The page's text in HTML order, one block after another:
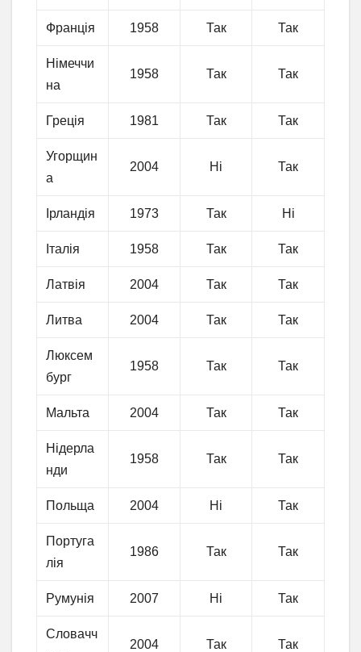
Франція 1958 Так Так
Німеччи
на
1958 Так Так
Греція 1981 Так Так
Угорщин
а
2004 Ні Так
Ірландія 1973 Так Ні
Італія 1958 Так Так
Латвія 2004 Так Так
Литва 2004 Так Так
Люксем
бург
1958 Так Так
Мальта 2004 Так Так
Нідерла
нди
1958 Так Так
Польща 2004 Ні Так
Португа
лія
1986 Так Так
Румунія 2007 Ні Так
Словачч
2004 Так Так